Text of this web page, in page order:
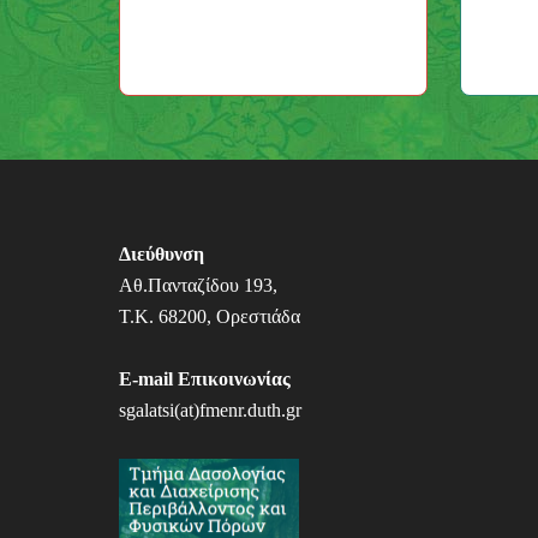
Διεύθυνση
Αθ.Πανταζίδου 193,
Τ.Κ. 68200, Ορεστιάδα
E-mail Επικοινωνίας
sgalatsi(at)fmenr.duth.gr